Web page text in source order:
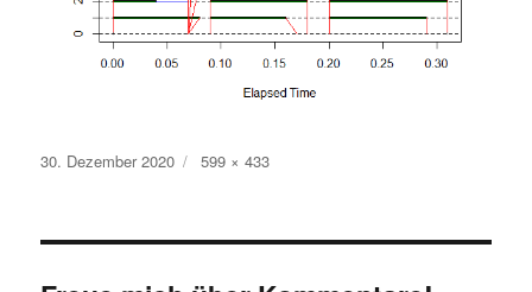
Veröffentlicht
30. Dezember 2020 Originalgröße
599 × 433